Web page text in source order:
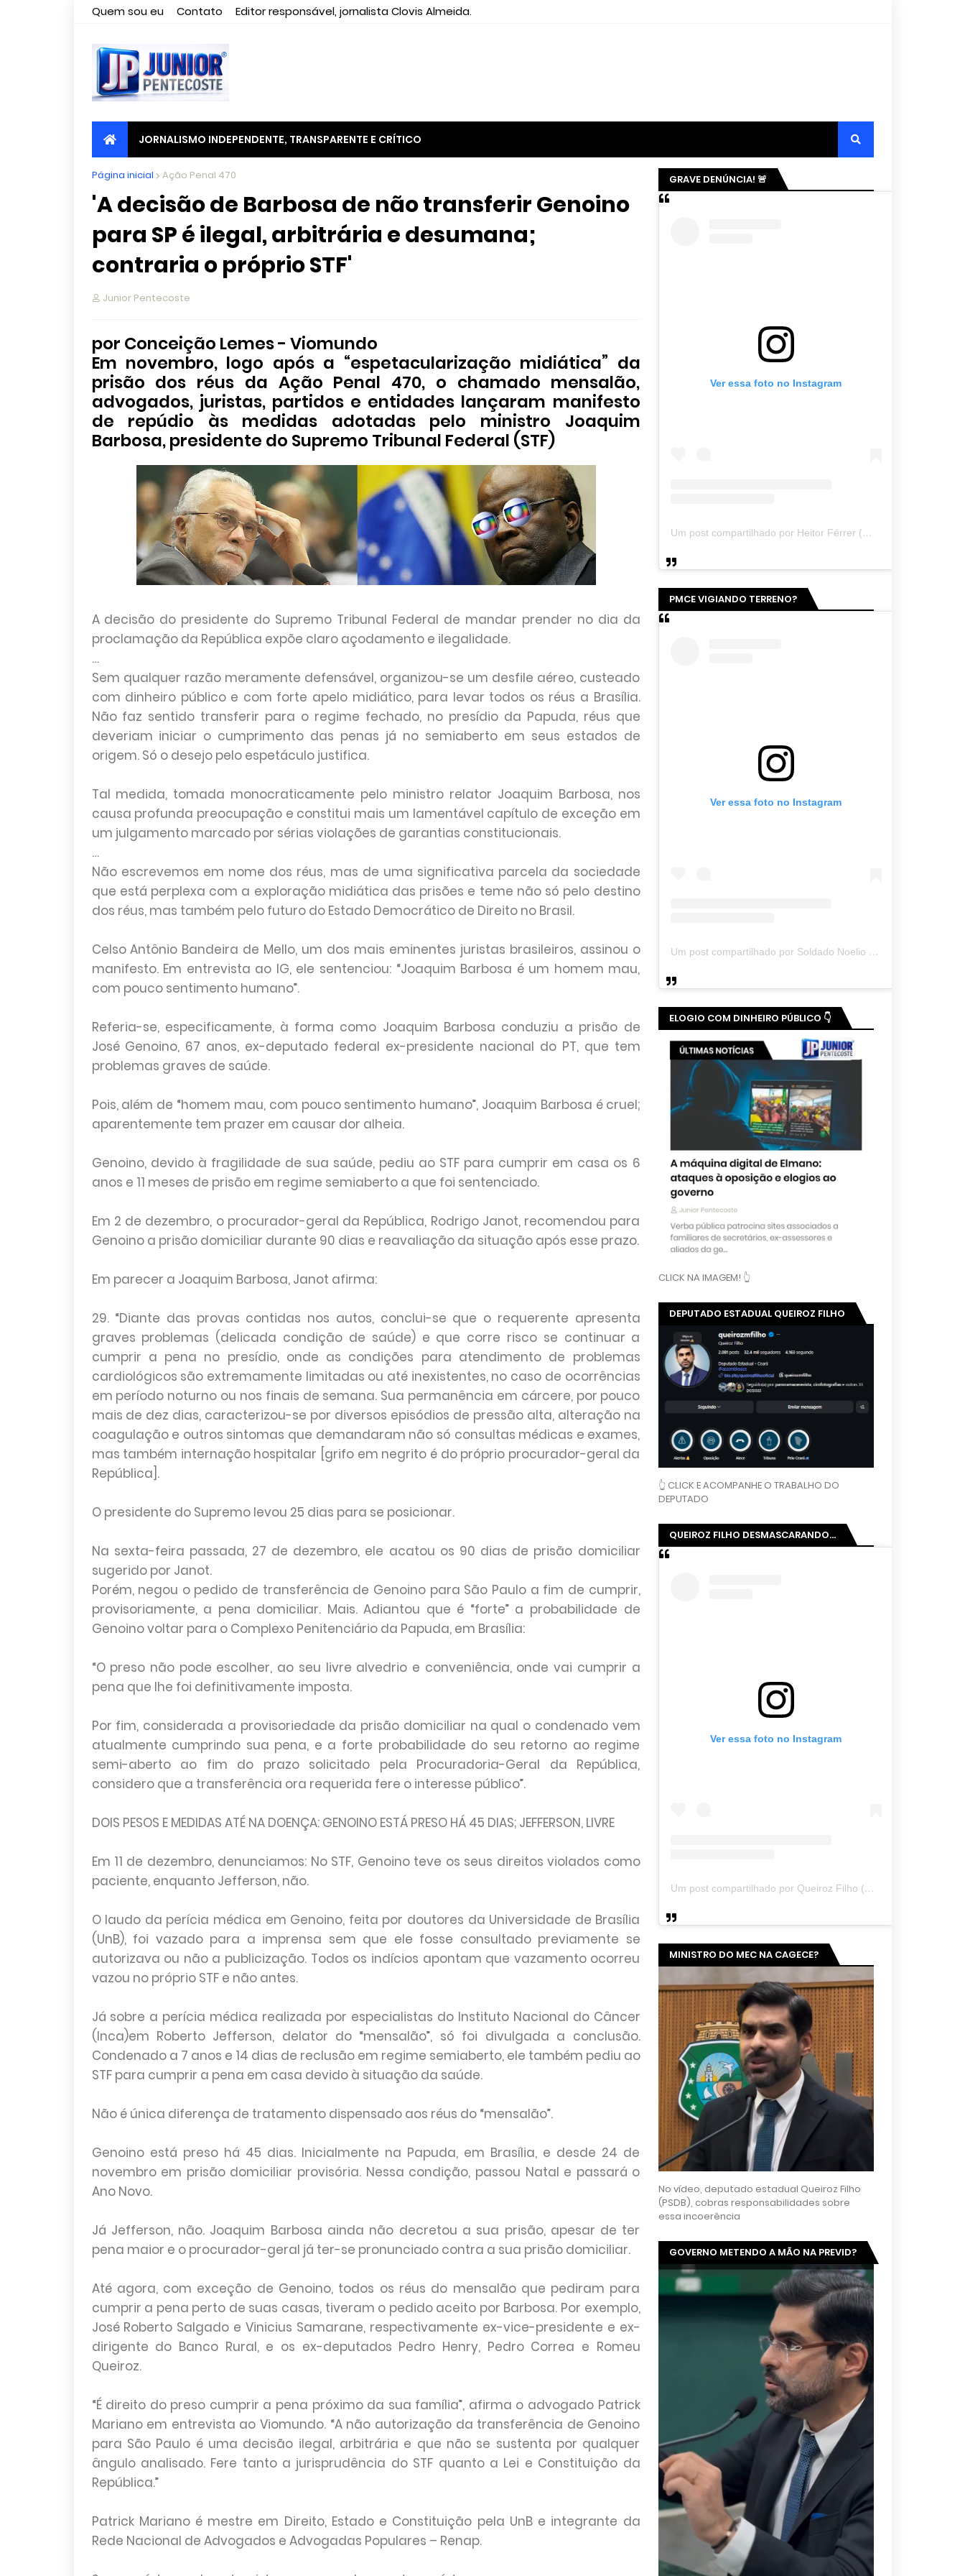
Quem sou eu Contato Editor responsável, jornalista Clovis Almeida.
JORNALISMO INDEPENDENTE, TRANSPARENTE E CRÍTICO
Página inicial Ação Penal 470
'A decisão de Barbosa de não transferir Genoino
para SP é ilegal, arbitrária e desumana;
contraria o próprio STF'
Junior Pentecoste
por Conceição Lemes - Viomundo
Em novembro, logo após a “espetacularização midiática” da
prisão dos réus da Ação Penal 470, o chamado mensalão,
advogados, juristas, partidos e entidades lançaram manifesto
de repúdio às medidas adotadas pelo ministro Joaquim
Barbosa, presidente do Supremo Tribunal Federal (STF)
A decisão do presidente do Supremo Tribunal Federal de mandar prender no dia da
proclamação da República expõe claro açodamento e ilegalidade.
…
Sem qualquer razão meramente defensável, organizou-se um desfile aéreo, custeado
com dinheiro público e com forte apelo midiático, para levar todos os réus a Brasília.
Não faz sentido transferir para o regime fechado, no presídio da Papuda, réus que
deveriam iniciar o cumprimento das penas já no semiaberto em seus estados de
origem. Só o desejo pelo espetáculo justifica.
Tal medida, tomada monocraticamente pelo ministro relator Joaquim Barbosa, nos
causa profunda preocupação e constitui mais um lamentável capítulo de exceção em
um julgamento marcado por sérias violações de garantias constitucionais.
…
Não escrevemos em nome dos réus, mas de uma significativa parcela da sociedade
que está perplexa com a exploração midiática das prisões e teme não só pelo destino
dos réus, mas também pelo futuro do Estado Democrático de Direito no Brasil.
Celso Antônio Bandeira de Mello, um dos mais eminentes juristas brasileiros, assinou o
manifesto. Em entrevista ao IG, ele sentenciou: “Joaquim Barbosa é um homem mau,
com pouco sentimento humano”.
Referia-se, especificamente, à forma como Joaquim Barbosa conduziu a prisão de
José Genoino, 67 anos, ex-deputado federal ex-presidente nacional do PT, que tem
problemas graves de saúde.
Pois, além de “homem mau, com pouco sentimento humano”, Joaquim Barbosa é cruel;
aparentemente tem prazer em causar dor alheia.
Genoino, devido à fragilidade de sua saúde, pediu ao STF para cumprir em casa os 6
anos e 11 meses de prisão em regime semiaberto a que foi sentenciado.
Em 2 de dezembro, o procurador-geral da República, Rodrigo Janot, recomendou para
Genoino a prisão domiciliar durante 90 dias e reavaliação da situação após esse prazo.
Em parecer a Joaquim Barbosa, Janot afirma:
29. “Diante das provas contidas nos autos, conclui-se que o requerente apresenta
graves problemas (delicada condição de saúde) e que corre risco se continuar a
cumprir a pena no presídio, onde as condições para atendimento de problemas
cardiológicos são extremamente limitadas ou até inexistentes, no caso de ocorrências
em período noturno ou nos finais de semana. Sua permanência em cárcere, por pouco
mais de dez dias, caracterizou-se por diversos episódios de pressão alta, alteração na
coagulação e outros sintomas que demandaram não só consultas médicas e exames,
mas também internação hospitalar [grifo em negrito é do próprio procurador-geral da
República].
O presidente do Supremo levou 25 dias para se posicionar.
Na sexta-feira passada, 27 de dezembro, ele acatou os 90 dias de prisão domiciliar
sugerido por Janot.
Porém, negou o pedido de transferência de Genoino para São Paulo a fim de cumprir,
provisoriamente, a pena domiciliar. Mais. Adiantou que é “forte” a probabilidade de
Genoino voltar para o Complexo Penitenciário da Papuda, em Brasília:
“O preso não pode escolher, ao seu livre alvedrio e conveniência, onde vai cumprir a
pena que lhe foi definitivamente imposta.
Por fim, considerada a provisoriedade da prisão domiciliar na qual o condenado vem
atualmente cumprindo sua pena, e a forte probabilidade do seu retorno ao regime
semi-aberto ao fim do prazo solicitado pela Procuradoria-Geral da República,
considero que a transferência ora requerida fere o interesse público”.
DOIS PESOS E MEDIDAS ATÉ NA DOENÇA: GENOINO ESTÁ PRESO HÁ 45 DIAS; JEFFERSON, LIVRE
Em 11 de dezembro, denunciamos: No STF, Genoino teve os seus direitos violados como
paciente, enquanto Jefferson, não.
O laudo da perícia médica em Genoino, feita por doutores da Universidade de Brasília
(UnB), foi vazado para a imprensa sem que ele fosse consultado previamente se
autorizava ou não a publicização. Todos os indícios apontam que vazamento ocorreu
vazou no próprio STF e não antes.
Já sobre a perícia médica realizada por especialistas do Instituto Nacional do Câncer
(Inca)em Roberto Jefferson, delator do “mensalão”, só foi divulgada a conclusão.
Condenado a 7 anos e 14 dias de reclusão em regime semiaberto, ele também pediu ao
STF para cumprir a pena em casa devido à situação da saúde.
Não é única diferença de tratamento dispensado aos réus do “mensalão”.
Genoino está preso há 45 dias. Inicialmente na Papuda, em Brasília, e desde 24 de
novembro em prisão domiciliar provisória. Nessa condição, passou Natal e passará o
Ano Novo.
Já Jefferson, não. Joaquim Barbosa ainda não decretou a sua prisão, apesar de ter
pena maior e o procurador-geral já ter-se pronunciado contra a sua prisão domiciliar.
Até agora, com exceção de Genoino, todos os réus do mensalão que pediram para
cumprir a pena perto de suas casas, tiveram o pedido aceito por Barbosa. Por exemplo,
José Roberto Salgado e Vinicius Samarane, respectivamente ex-vice-presidente e ex-
dirigente do Banco Rural, e os ex-deputados Pedro Henry, Pedro Correa e Romeu
Queiroz.
“É direito do preso cumprir a pena próximo da sua família”, afirma o advogado Patrick
Mariano em entrevista ao Viomundo. “A não autorização da transferência de Genoino
para São Paulo é uma decisão ilegal, arbitrária e que não se sustenta por qualquer
ângulo analisado. Fere tanto a jurisprudência do STF quanto a Lei e Constituição da
República.”
Patrick Mariano é mestre em Direito, Estado e Constituição pela UnB e integrante da
Rede Nacional de Advogados e Advogadas Populares – Renap.
GRAVE DENÚNCIA! 🚨
Ver essa foto no Instagram
Um post compartilhado por Heitor Férrer (@heitor_ferrer77)
PMCE VIGIANDO TERRENO?
Ver essa foto no Instagram
Um post compartilhado por Soldado Noelio (@soldadonoelio)
ELOGIO COM DINHEIRO PÚBLICO 👇
CLICK NA IMAGEM! 👆
DEPUTADO ESTADUAL QUEIROZ FILHO
👆 CLICK E ACOMPANHE O TRABALHO DO
DEPUTADO
QUEIROZ FILHO DESMASCARANDO...
Ver essa foto no Instagram
Um post compartilhado por Queiroz Filho (@queirozmfilho)
MINISTRO DO MEC NA CAGECE?
No vídeo, deputado estadual Queiroz Filho
(PSDB), cobras responsabilidades sobre
essa incoerência
GOVERNO METENDO A MÃO NA PREVID?